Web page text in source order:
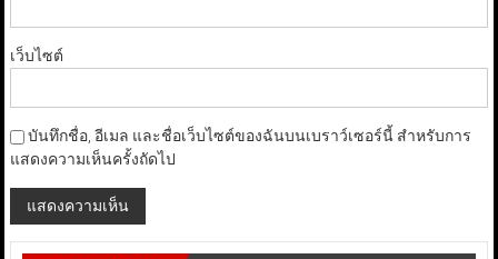
เว็บไซต์
บันทึกชื่อ, อีเมล และชื่อเว็บไซต์ของฉันบนเบราว์เซอร์นี้ สำหรับการ
แสดงความเห็นครั้งถัดไป